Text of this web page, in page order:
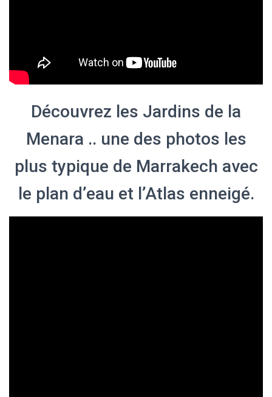
Découvrez les Jardins de la
Menara .. une des photos les
plus typique de Marrakech avec
le plan d’eau et l’Atlas enneigé.